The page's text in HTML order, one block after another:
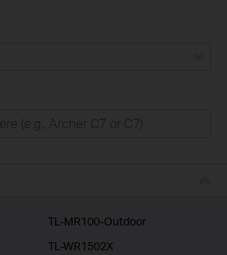
TL-MR100-Outdoor
TL-WR1502X